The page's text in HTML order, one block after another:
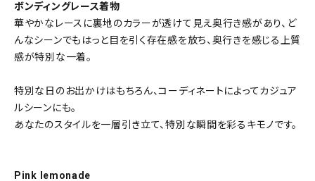
ボンディングレース着物
華やかなレースに裏地のカラーが透けて見え奥行き感があり、ど
んなシーンでもはっと目を引く存在感を放ち、奥行きを感じる上質
感が特別な一着。
特別な日のお出かけはもちろん、コーディネートによってカジュア
ルシーンにも。
あなたのスタイルを一層引き立て、特別な瞬間を彩るキモノです。
Pink lemonade